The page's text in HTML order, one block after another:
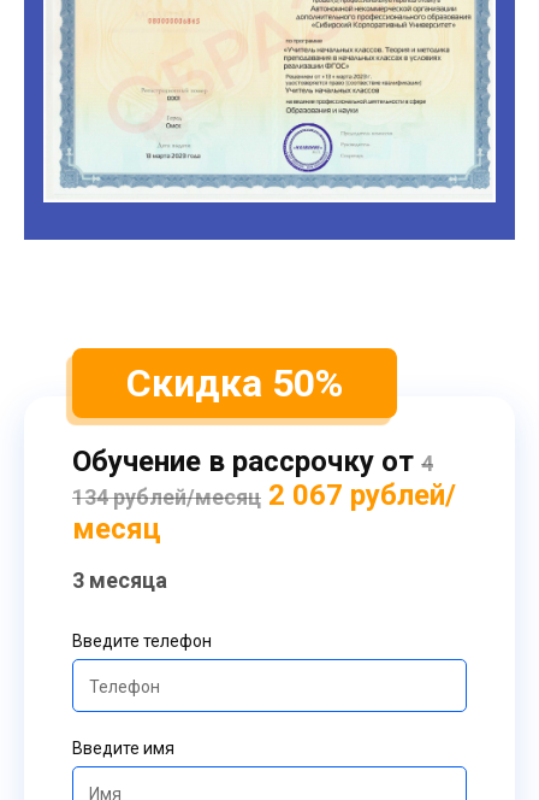
Скидка 50%
Обучение в рассрочку от 4
134 рублей/месяц 2 067 рублей/
месяц
3 месяца
Введите телефон
Введите имя